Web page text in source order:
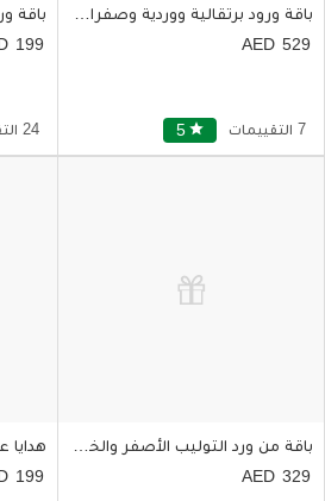
باقة ورود برتقالية ووردية وصفراء وبنفسجية في مزهرية زجاجية
529
5 star 7 التقييمات
199
24 التقييمات
باقة من ورد التوليب الأصفر والخوخي والأحمر
329
199